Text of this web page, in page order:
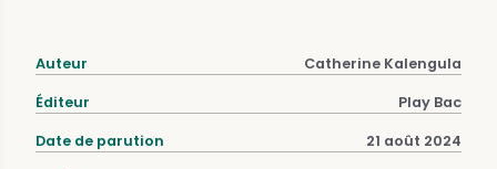
Auteur Catherine Kalengula
Éditeur Play Bac
Date de parution 21 août 2024